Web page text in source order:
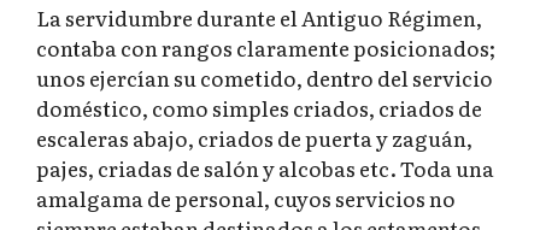
La servidumbre durante el Antiguo Régimen,
contaba con rangos claramente posicionados;
unos ejercían su cometido, dentro del servicio
doméstico, como simples criados, criados de
escaleras abajo, criados de puerta y zaguán,
pajes, criadas de salón y alcobas etc. Toda una
amalgama de personal, cuyos servicios no